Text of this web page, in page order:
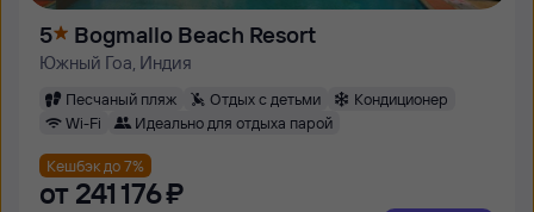
5 Bogmallo Beach Resort
Южный Гоа, Индия
Песчаный пляж Отдых с детьми
Кондиционер
Wi-Fi
Идеально для отдыха парой
Кешбэк до 7%
от 241 ⁠176 ⁠₽